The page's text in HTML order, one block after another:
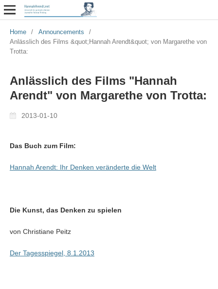
Home / Announcements
/
Anlässlich des Films &quot;Hannah Arendt&quot; von Margarethe von
Trotta:
Anlässlich des Films "Hannah
Arendt" von Margarethe von Trotta:
2013-01-10
Das Buch zum Film:
Hannah Arendt: Ihr Denken veränderte die Welt
Die Kunst, das Denken zu spielen
von Christiane Peitz
Der Tagesspiegel, 8.1.2013